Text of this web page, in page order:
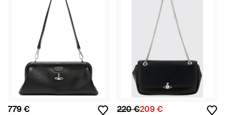
779 € 220 €209 €